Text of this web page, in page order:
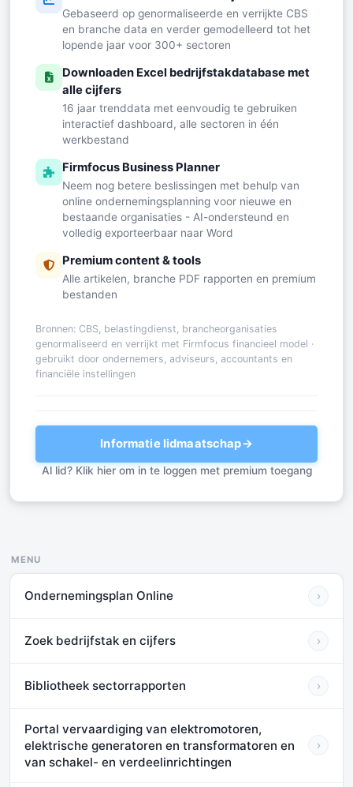
Gebaseerd op genormaliseerde en verrijkte CBS
en branche data en verder gemodelleerd tot het
lopende jaar voor 300+ sectoren
Downloaden Excel bedrijfstakdatabase met
alle cijfers
16 jaar trenddata met eenvoudig te gebruiken
interactief dashboard, alle sectoren in één
werkbestand
Firmfocus Business Planner
Neem nog betere beslissingen met behulp van
online ondernemingsplanning voor nieuwe en
bestaande organisaties - AI-ondersteund en
volledig exporteerbaar naar Word
Premium content & tools
Alle artikelen, branche PDF rapporten en premium
bestanden
Bronnen: CBS, belastingdienst, brancheorganisaties
genormaliseerd en verrijkt met Firmfocus financieel model ·
gebruikt door ondernemers, adviseurs, accountants en
financiële instellingen
Informatie lidmaatschap→
Al lid? Klik hier om in te loggen met premium toegang
MENU
Ondernemingsplan Online ›
Zoek bedrijfstak en cijfers ›
Bibliotheek sectorrapporten ›
Portal vervaardiging van elektromotoren,
elektrische generatoren en transformatoren en
van schakel- en verdeelinrichtingen
›